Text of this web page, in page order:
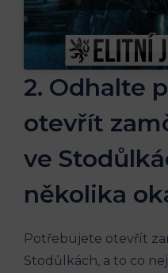
2. Odhalte
otevřít
ve
několika
Potřebujete otevřít
Stodůlkách, a ⁤to co